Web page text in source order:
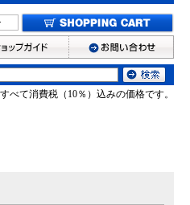
べて消費税（10％）込みの価格です。